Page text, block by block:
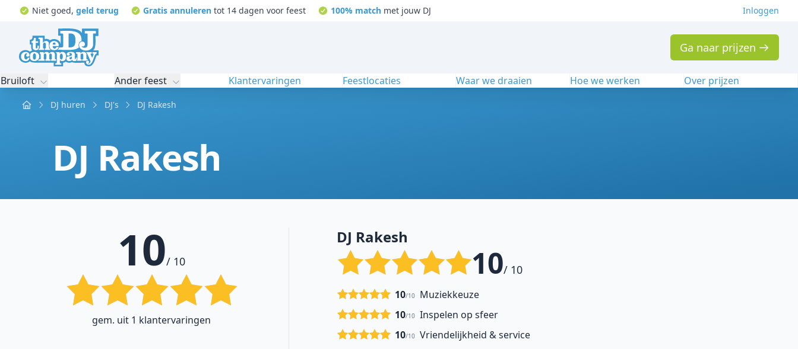
Niet goed, geld terug Gratis annuleren tot 14 dagen voor feest 100% matchmet jouw DJ Inloggen
Ga naar prijzen
Bruiloft Ander feest Klantervaringen Feestlocaties Waar we draaien Hoe we werken Over prijzen
Home DJ huren DJ's DJ Rakesh
DJ Rakesh
10/ 10
gem. uit 1 klantervaringen
DJ Rakesh
10/ 10
Muziekkeuze
10/10
Inspelen op sfeer
10/10
Vriendelijkheid & service
10/10